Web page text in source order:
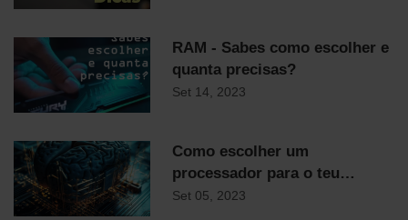
RAM - Sabes como escolher e
quanta precisas?
Set 14, 2023
Como escolher um
processador para o teu
computador
Set 05, 2023